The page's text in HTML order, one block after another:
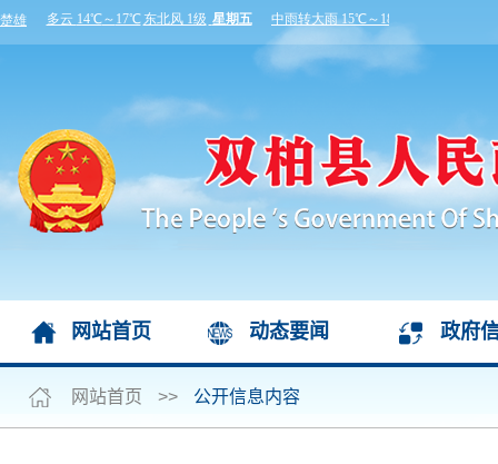
网站首页 动态要闻 政府
网站首页 >> 公开信息内容